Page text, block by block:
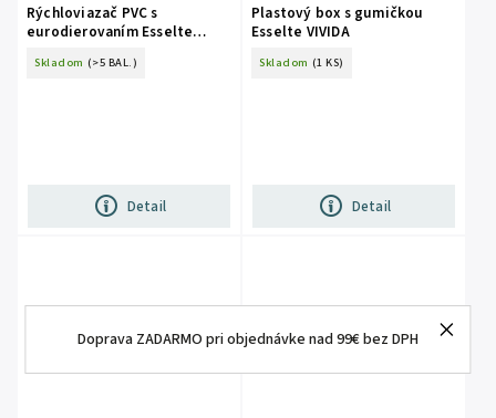
Doprava ZADARMO pri objednávke nad 99€ bez DPH
Rýchloviazač PVC s
eurodierovaním Esselte
Skladom (>5 BAL.)
Detail
Plastový box s gumičkou
Esselte VIVIDA
Skladom (1 KS)
Detail